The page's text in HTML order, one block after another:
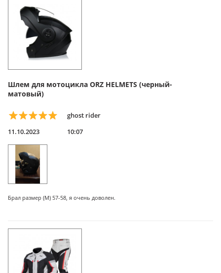
Шлем для мотоцикла ORZ HELMETS (черный-
матовый)
ghost rider
11.10.2023
10:07
Брал размер (М) 57-58, я очень доволен.